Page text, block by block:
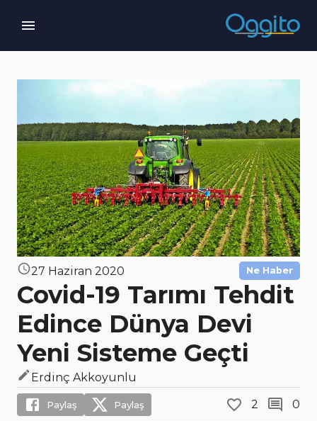
27 Haziran 2020 Ne Haber
Covid-19 Tarımı Tehdit
Edince Dünya Devi
Yeni Sisteme Geçti
Erdinç Akkoyunlu
Paylaş Paylaş 2 0